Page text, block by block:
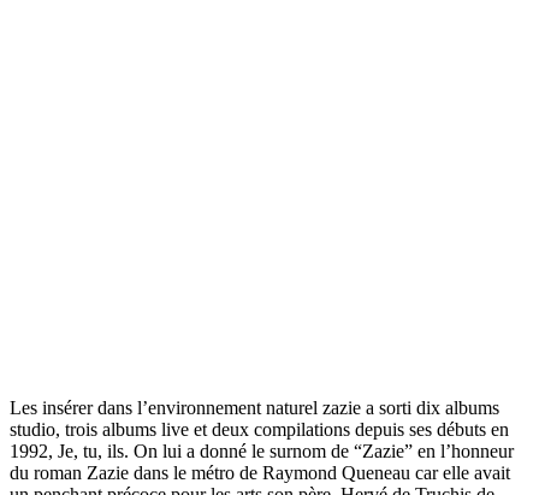
Les insérer dans l’environnement naturel zazie a sorti dix albums
studio, trois albums live et deux compilations depuis ses débuts en
1992, Je, tu, ils. On lui a donné le surnom de “Zazie” en l’honneur
du roman Zazie dans le métro de Raymond Queneau car elle avait